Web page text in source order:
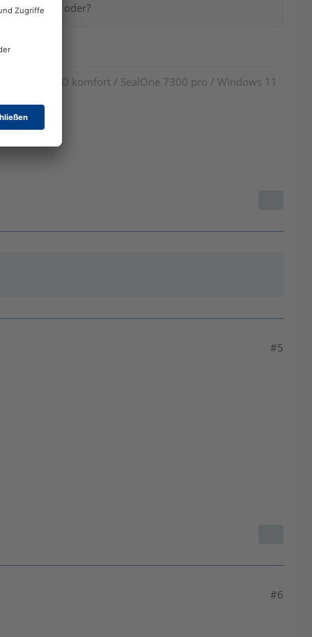
oder?
RFID komfort / SealOne 7300 pro / Windows 11
#5
#6